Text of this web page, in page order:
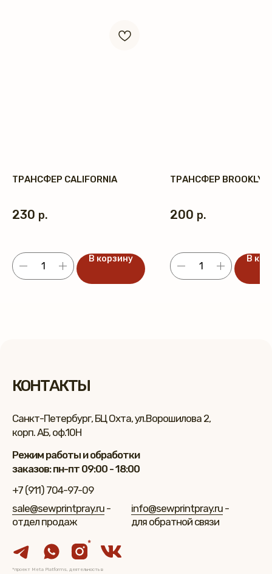
ТРАНСФЕР CALIFORNIA
230 р.
В корзину
ТРАНСФЕР BROOKLYN
200 р.
В
Санкт-Петербург, БЦ Охта, ул.Ворошилова 2,
корп. АБ, оф.10Н
+7 (911) 704-97-09
sale@sewprintpray.ru -
отдел продаж
Режим работы и обработки
заказов: пн-пт 09:00 - 18:00
КОНТАКТЫ
*проект Meta Platforms, деятельность в
*
info@sewprintpray.ru -
для обратной связи